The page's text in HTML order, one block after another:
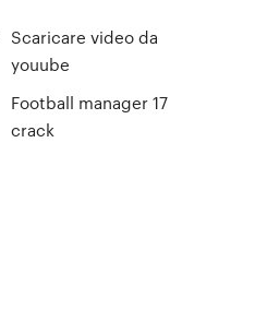
Scaricare video da
youube
Football manager 17
crack